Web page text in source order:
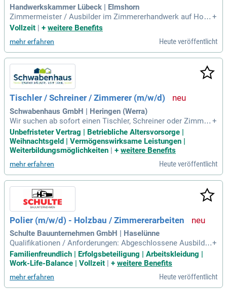
Handwerkskammer Lübeck | Elmshorn
Zimmermeister / Ausbilder im Zimmererhandwerk auf Hono
rarbasis (w/m/d): Durchführung der überbetrieblichen Lehrli
okumentationen und Auszubildendenbewertungen.
+
Vollzeit
+ weitere Benefits
mehr erfahren Heute veröffentlicht
Tischler / Schreiner / Zimmerer (m/w/d)
Schwabenhaus GmbH | Heringen (Werra)
Wir suchen ab sofort einen Tischler, Schreiner oder Zimmer
er (m/w/d) für die Fertighausproduktion in Heringen. Deine
Aufgaben umfassen die Fertigung von Wand-, Giebel-, Decke
n- und Dachelementen in Holztafelbauweise. Du bist verant
wortlich für den Zusammenbau von Außen- und Innenwände
n sowie das Einbringen von Zubehörbauteilen. Darüber hina
us führst du Wärmedämmarbeiten durch und beplankst Baut
eile mit Gipsfaser- oder Holzwerkstoffplatten. Voraussetzu
ng ist eine abgeschlossene Ausbildung im Holzbau oder ver
wandten Berufen sowie praktische Erfahrung. Werde Teil un
seres engagierten Teams und gestalte individuelle Wohnhäu
ser in einem dynamischen Arbeitsumfeld!
+
Unbefristeter Vertrag | Betriebliche Altersvorsorge |
Weihnachtsgeld | Vermögenswirksame Leistungen |
Weiterbildungsmöglichkeiten | + weitere Benefits
mehr erfahren Heute veröffentlicht
Polier (m/w/d) - Holzbau / Zimmererarbeiten
Schulte Bauunternehmen GmbH | Haselünne
Qualifikationen / Anforderungen: Abgeschlossene Ausbildu
ng als Zimmerer / Zimmermann (m/w/d), idealerweise mit
Weiterbildung zum Polier oder Meister. Mehrjährige Berufse
g von Baustellenteams.
+
Familienfreundlich | Erfolgsbeteiligung | Arbeitskleidung |
Work-Life-Balance | Vollzeit | + weitere Benefits
mehr erfahren Heute veröffentlicht